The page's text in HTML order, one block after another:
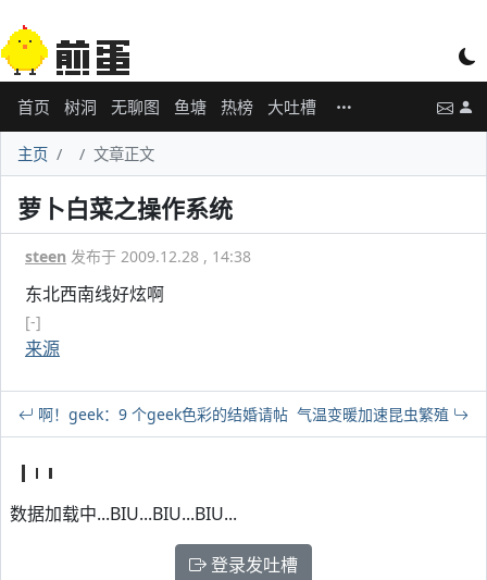
首页 树洞 无聊图 鱼塘 热榜 大吐槽
主页 文章正文
萝卜白菜之操作系统
steen 发布于 2009.12.28 , 14:38
东北西南线好炫啊
[-]
来源
啊！geek：9 个geek色彩的结婚请帖 气温变暖加速昆虫繁殖
数据加载中...BIU...BIU...BIU...
登录发吐槽